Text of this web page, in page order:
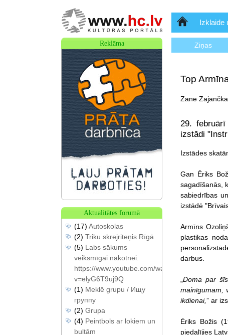
Sākumlapa
Izklaide
Ziņas
Top
Zane
29.
izstādi
Izstādes
Gan Ēriks
sagadīšanās,
sabiedrības
izstādē
Armīns
plastikas
darbus.
Doma par
mainīgumam,
ikdienai,” ar
Ēriks Božis
piedalījies
Reklāma
Aktualitātes forumā
(17) Autoskolas
(2) Triku skrejriteņis Rīgā
(5) Labs sākums
veiksmīgai nākotnei.
https://www.youtube.com/watch?
v=elyG6T9uj9Q
(1) Meklē grupu / Ищу
группу
(2) Grupa
(4) Peintbols ar lokiem un
bultām